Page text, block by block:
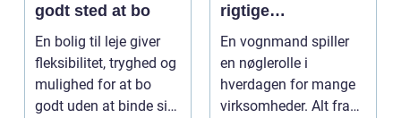
godt sted at bo
En bolig til leje giver
fleksibilitet, tryghed og
mulighed for at bo
godt uden at binde sig
rigtige
samarbejdspartner
En vognmand spiller
en nøglerolle i
hverdagen for mange
virksomheder. Alt fra